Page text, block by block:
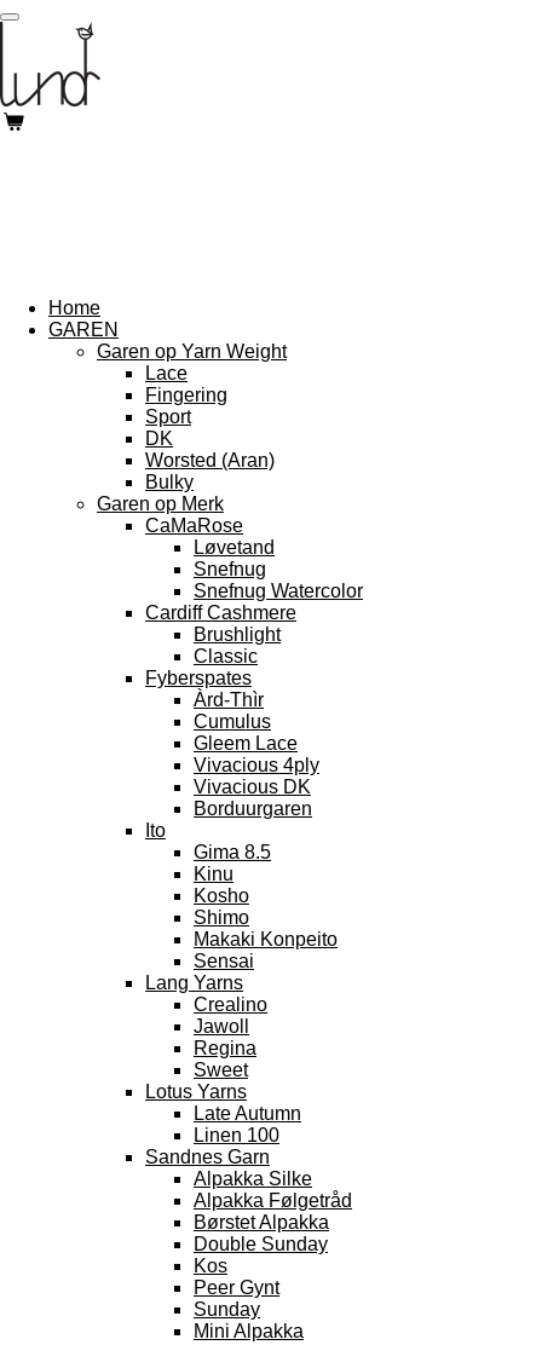
Ga
hoofdinhoud
Home
GAREN
Garen op Yarn Weight
Lace
Fingering
Sport
DK
Worsted (Aran)
Bulky
Garen op Merk
CaMaRose
Løvetand
Snefnug
Snefnug Watercolor
Cardiff Cashmere
Brushlight
Classic
Fyberspates
Àrd-Thìr
Cumulus
Gleem Lace
Vivacious 4ply
Vivacious DK
Borduurgaren
Ito
Gima 8.5
Kinu
Kosho
Shimo
Makaki Konpeito
Sensai
Lang Yarns
Crealino
Jawoll
Regina
Sweet
Lotus Yarns
Late Autumn
Linen 100
Sandnes Garn
Alpakka Silke
Alpakka Følgetråd
Børstet Alpakka
Double Sunday
Kos
Peer Gynt
Sunday
Mini Alpakka